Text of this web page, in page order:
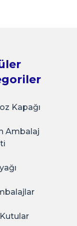
Metal
Kapağı
Ambalaj